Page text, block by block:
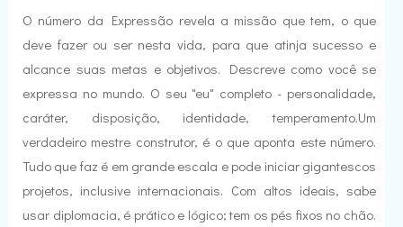
O número da Expressão revela a missão que tem, o que
deve fazer ou ser nesta vida, para que atinja sucesso e
alcance suas metas e objetivos. Descreve como você se
expressa no mundo. O seu "eu" completo - personalidade,
caráter, disposição, identidade, temperamento.Um
verdadeiro mestre construtor, é o que aponta este número.
Tudo que faz é em grande escala e pode iniciar gigantescos
projetos, inclusive internacionais. Com altos ideais, sabe
usar diplomacia, é prático e lógico; tem os pés fixos no chão.